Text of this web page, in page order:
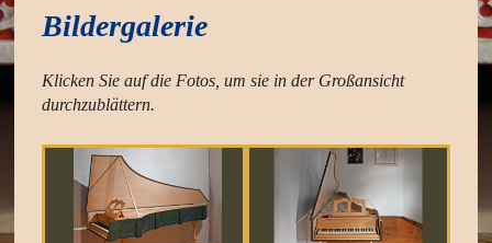
Bildergalerie
Klicken Sie auf die Fotos, um sie in der Großansicht
durchzublättern.